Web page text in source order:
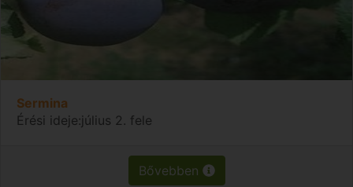
Sermina
Érési ideje:július 2. fele
Bővebben